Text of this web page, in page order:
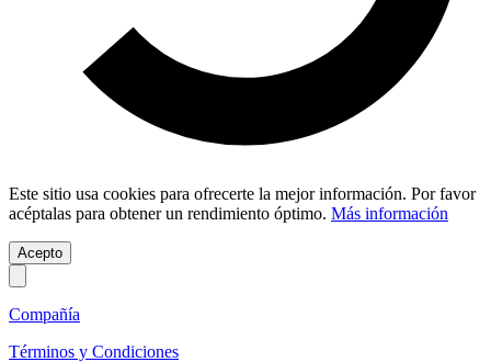
Este sitio usa cookies para ofrecerte la mejor información. Por favor
acéptalas para obtener un rendimiento óptimo. Más información
Acepto
Compañía
Términos y Condiciones